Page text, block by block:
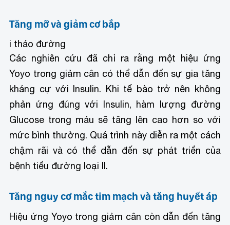
Tăng mỡ và giảm cơ bắp
i tháo đường
Các nghiên cứu đã chỉ ra rằng một hiệu ứng
Yoyo trong giảm cân có thể dẫn đến sự gia tăng
kháng cự với Insulin. Khi tế bào trở nên không
phản ứng đúng với Insulin, hàm lượng đường
Glucose trong máu sẽ tăng lên cao hơn so với
mức bình thường. Quá trình này diễn ra một cách
chậm rãi và có thể dẫn đến sự phát triển của
bệnh tiểu đường loại II.
Tăng nguy cơ mắc tim mạch và tăng huyết áp
Hiệu ứng Yoyo trong giảm cân còn dẫn đến tăng